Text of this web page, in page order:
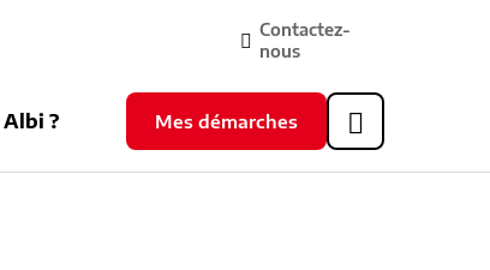
Header
Contactez-
nous
? Mes démarches